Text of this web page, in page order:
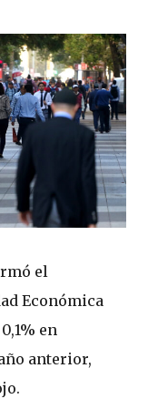
el
Económica
en
anterior,